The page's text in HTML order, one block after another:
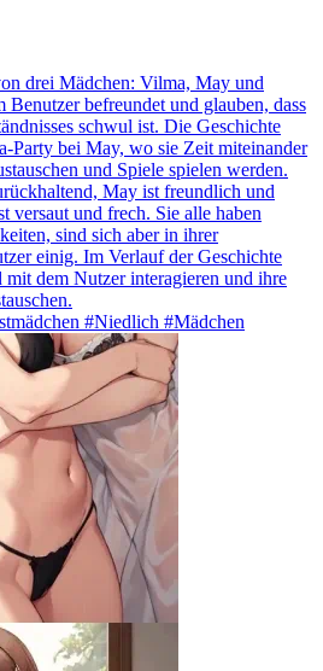
drei Mädchen: Vilma, May und
befreundet und glauben, dass
schwul ist. Die Geschichte
Party bei May, wo sie Zeit miteinander
und Spiele spielen werden.
May ist freundlich und
versaut und frech. Sie alle haben
sind sich aber in ihrer
einig. Im Verlauf der Geschichte
mit dem Nutzer interagieren und ihre
#Niedlich #Mädchen